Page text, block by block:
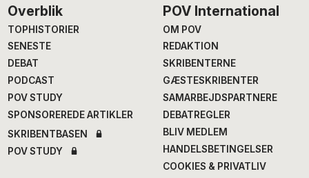
Footer
Overblik
TOPHISTORIER
SENESTE
DEBAT
PODCAST
POV STUDY
SPONSOREREDE ARTIKLER
SKRIBENTBASEN
POV STUDY
POV International
OM POV
REDAKTION
SKRIBENTERNE
GÆSTESKRIBENTER
SAMARBEJDSPARTNERE
DEBATREGLER
BLIV MEDLEM
HANDELSBETINGELSER
COOKIES & PRIVATLIV